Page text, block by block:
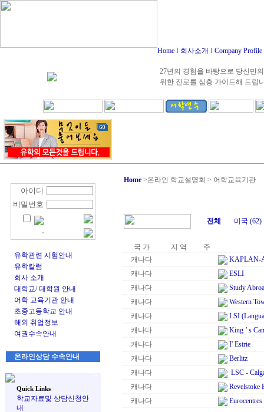
Home I 회사소개 I Company Profile
27년의 경험을 바탕으로 당신만
위한 진로를 심층 가이드해 드립
아이디
비밀번호
유학관련 시험안내
유학칼럼
회사 소개
대학교/ 대학원 안내
어학 교육기관 안내
초중고등학교 안내
해외 취업정보
여권수속안내
온라인상담 수속안내
Quick Links
학교자료및 상담신청안
내
Home >온라인 학교설명회 > 어학교육기관
전체 미국 (62)
국 가 지 역
주
캐나다
KAPLAN-
캐나다
ESLI
캐나다
Study
캐나다
Western
캐나다
LSI
캐나다
King ’ s
캐나다
I' Estrie
캐나다
Berlitz
캐나다
LSC -
캐나다
Revelstoke
캐나다
Eurocentres